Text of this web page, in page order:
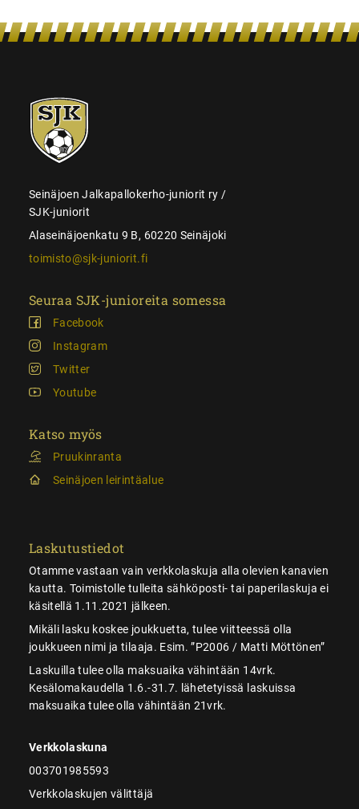
SJK-
juniorit
Seinäjoen Jalkapallokerho-juniorit ry /
SJK-juniorit
Alaseinäjoenkatu 9 B, 60220 Seinäjoki
toimisto@sjk-juniorit.fi
Seuraa SJK-junioreita somessa
Facebook
Instagram
Twitter
Youtube
Katso myös
Pruukinranta
Seinäjoen leirintäalue
Laskutustiedot
Otamme vastaan vain verkkolaskuja alla olevien kanavien
kautta. Toimistolle tulleita sähköposti- tai paperilaskuja ei
käsitellä 1.11.2021 jälkeen.
Mikäli lasku koskee joukkuetta, tulee viitteessä olla
joukkueen nimi ja tilaaja. Esim. ”P2006 / Matti Möttönen”
Laskuilla tulee olla maksuaika vähintään 14vrk.
Kesälomakaudella 1.6.-31.7. lähetetyissä laskuissa
maksuaika tulee olla vähintään 21vrk.
Verkkolaskuna
003701985593
Verkkolaskujen välittäjä